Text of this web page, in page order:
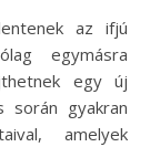
egymásra
egy új
során gyakran
amelyek